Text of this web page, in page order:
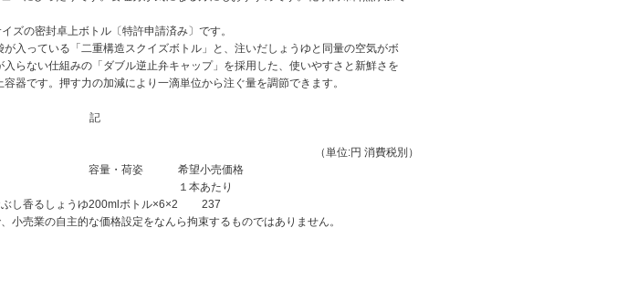
ズの密封卓上ボトル〔特許申請済み〕です。
入っている「二重構造スクイズボトル」と、注いだしょうゆと同量の空気がボ
入らない仕組みの「ダブル逆止弁キャップ」を採用した、使いやすさと新鮮さを
器です。押す力の加減により一滴単位から注ぐ量を調節できます。
記
（単位:円 消費税別）
容量・荷姿
希望小売価格
１本あたり
し香るしょうゆ200mlボトル×6×2
237
小売業の自主的な価格設定をなんら拘束するものではありません。